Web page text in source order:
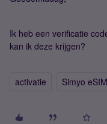
Ik heb een verificatie
kan ik deze krijgen?
activatie Simyo eSIM